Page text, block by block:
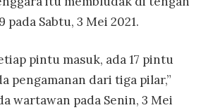
pada Sabtu, 3 Mei 2021.
pintu masuk, ada 17 pintu
pengamanan dari tiga pilar,”
wartawan pada Senin, 3 Mei